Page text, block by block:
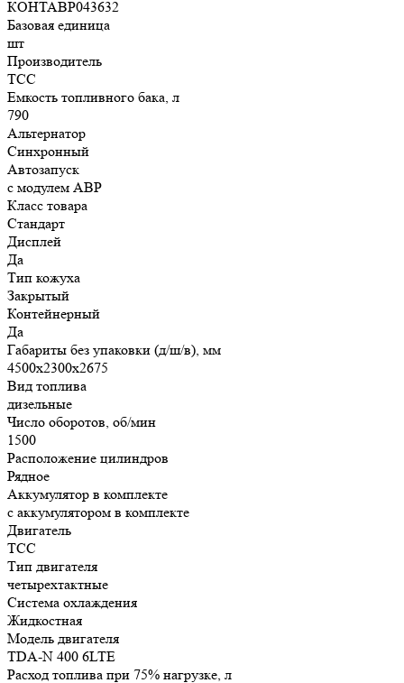
КОНТАВР043632
Базовая единица
шт
Производитель
ТСС
Емкость топливного бака, л
790
Альтернатор
Синхронный
Автозапуск
с модулем АВР
Класс товара
Стандарт
Дисплей
Да
Тип кожуха
Закрытый
Контейнерный
Да
Габариты без упаковки (д/ш/в), мм
4500х2300х2675
Вид топлива
дизельные
Число оборотов, об/мин
1500
Расположение цилиндров
Рядное
Аккумулятор в комплекте
с аккумулятором в комплекте
Двигатель
ТСС
Тип двигателя
четырехтактные
Система охлаждения
Жидкостная
Модель двигателя
TDA-N 400 6LTE
Расход топлива при 75% нагрузке, л